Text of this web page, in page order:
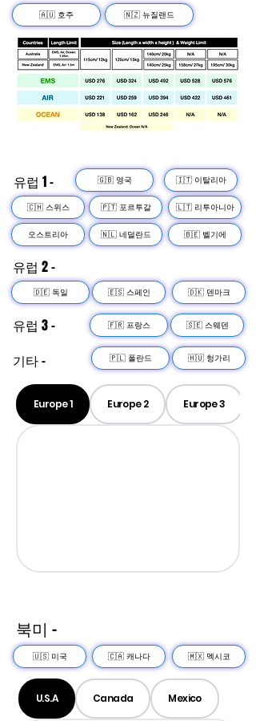
🇦🇺 호주 🇳🇿 뉴질랜드
유럽 1 -
유럽 2 -
유럽 3 -
기타 -
🇬🇧 영국 🇮🇹 이탈리아
🇨🇭 스위스 🇵🇹 포르투갈
🇳🇱 네덜란드
🇱🇹 리투아니아
🇧🇪 벨기에
오스트리아
🇩🇪 독일 🇪🇸 스페인 🇩🇰 덴마크
🇫🇷 프랑스 🇸🇪 스웨덴
🇵🇱 폴란드 🇭🇺 헝가리
Europe 1 Europe 2 Europe 3
북미 -
🇺🇸 미국 🇨🇦 캐나다 🇲🇽 멕시코
U.S.A Canada Mexico